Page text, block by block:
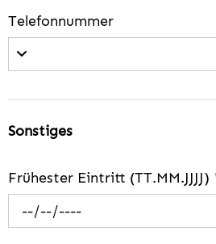
Telefonnummer
Sonstiges
Frühester Eintritt (TT.MM.JJJJ)